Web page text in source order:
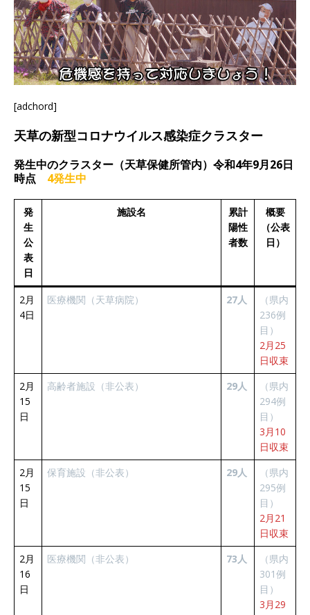
[adchord]
天草の新型コロナウイルス感染症クラスター
発生中のクラスター（天草保健所管内）令和4年9月26日
時点 4発生中
発
生
公
表
日
施設名
累計
陽性
者数
概要
（公表
日）
2月
4日
医療機関（天草病院） 27人
（県内
236例
目）
2月25
日収束
2月
15
日
高齢者施設（非公表） 29人
（県内
294例
目）
3月10
日収束
2月
15
日
保育施設（非公表） 29人
（県内
295例
目）
2月21
日収束
2月
16
日
医療機関（非公表） 73人
（県内
301例
目）
3月29